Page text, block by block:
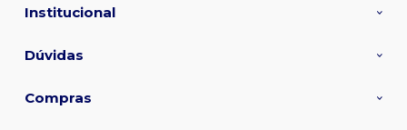
Institucional
Dúvidas
Compras